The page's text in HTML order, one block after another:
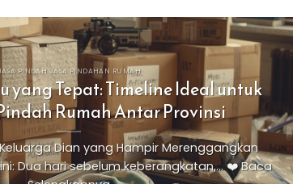
PINDAH JASA PINDAHAN RUMAH
yang Tepat: Timeline Ideal untuk
Rumah Antar Provinsi
Dian yang Hampir Merenggangkan
Dua hari sebelum keberangkatan,... ❤️ Baca